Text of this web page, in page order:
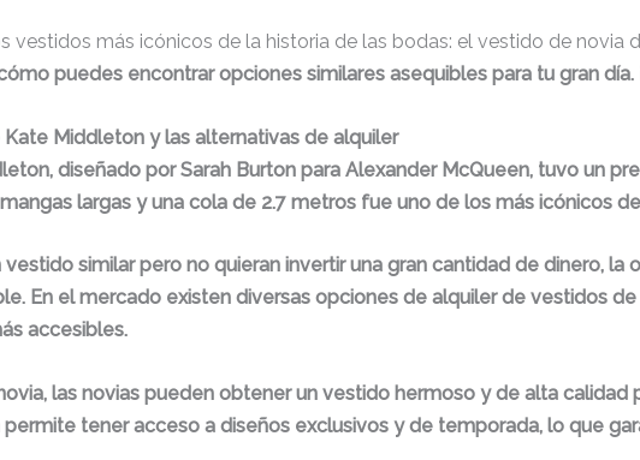
vestidos más icónicos de la historia de las bodas: el vestido de novia
puedes encontrar opciones similares asequibles para tu gran día.
Middleton y las alternativas de alquiler
diseñado por Sarah Burton para Alexander McQueen, tuvo un
largas y una cola de 2.7 metros fue uno de los más icónicos
similar pero no quieran invertir una gran cantidad de dinero, la
En el mercado existen diversas opciones de alquiler de vestidos
accesibles.
las novias pueden obtener un vestido hermoso y de alta calidad
tener acceso a diseños exclusivos y de temporada, lo que